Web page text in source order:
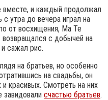
вместе, и каждый продолжал
утра до вечера играл на
от восхищения, Ма Те
с добычей на
сажал рис.
на братьев, но особенно
на свадьбы, он
красивых. Смотреть на них
счастью братьев.